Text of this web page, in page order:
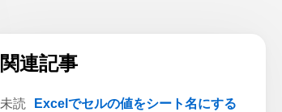
関連記事
Excelでセルの値をシート名にする